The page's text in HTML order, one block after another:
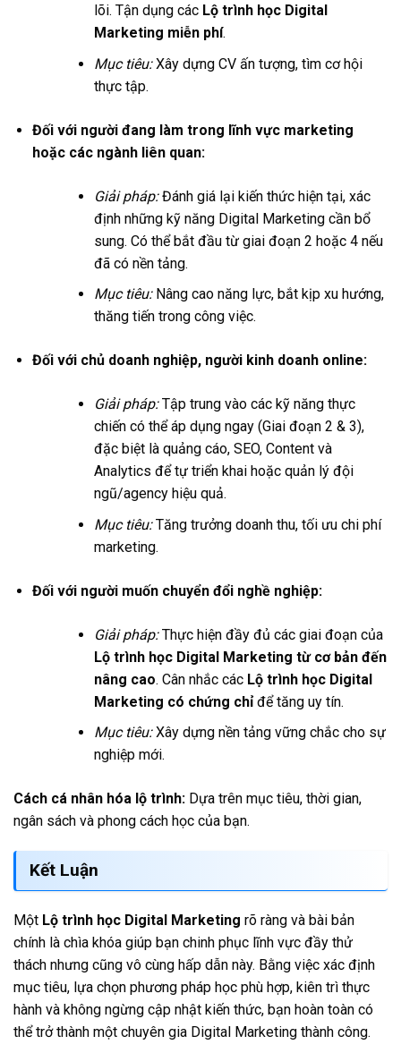
lõi. Tận dụng các Lộ trình học Digital
Marketing miễn phí.
Mục tiêu:Xây dựng CV ấn tượng, tìm cơ hội
thực tập.
Đối với người đang làm trong lĩnh vực marketing
hoặc các ngành liên quan:
Giải pháp:Đánh giá lại kiến thức hiện tại, xác
định những kỹ năng Digital Marketing cần bổ
sung. Có thể bắt đầu từ giai đoạn 2 hoặc 4 nếu
đã có nền tảng.
Mục tiêu:Nâng cao năng lực, bắt kịp xu hướng,
thăng tiến trong công việc.
Đối với chủ doanh nghiệp, người kinh doanh online:
Giải pháp:Tập trung vào các kỹ năng thực
chiến có thể áp dụng ngay (Giai đoạn 2 & 3),
đặc biệt là quảng cáo, SEO, Content và
Analytics để tự triển khai hoặc quản lý đội
ngũ/agency hiệu quả.
Mục tiêu:Tăng trưởng doanh thu, tối ưu chi phí
marketing.
Đối với người muốn chuyển đổi nghề nghiệp:
Giải pháp:Thực hiện đầy đủ các giai đoạn của
Lộ trình học Digital Marketing từ cơ bản đến
nâng cao. Cân nhắc các Lộ trình học Digital
Marketing có chứng chỉđể tăng uy tín.
Mục tiêu:Xây dựng nền tảng vững chắc cho sự
nghiệp mới.
Cách cá nhân hóa lộ trình: Dựa trên mục tiêu, thời gian,
ngân sách và phong cách học của bạn.
Kết Luận
Một Lộ trình học Digital Marketing rõ ràng và bài bản
chính là chìa khóa giúp bạn chinh phục lĩnh vực đầy thử
thách nhưng cũng vô cùng hấp dẫn này. Bằng việc xác định
mục tiêu, lựa chọn phương pháp học phù hợp, kiên trì thực
hành và không ngừng cập nhật kiến thức, bạn hoàn toàn có
thể trở thành một chuyên gia Digital Marketing thành công.